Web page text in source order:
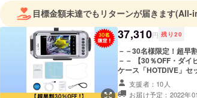
そんな思いからFATEMができました。
FATEMとは ”Fate Meet ： 運命の出会い"という想
り、1人1人の出会いを大切に、
日本の皆様が価値のある海外商品と出会うことで
楽しく、幸せな生活を送れますようにという思い
います。
どうぞよろしくお願いいたします。
目標金額未達でもリターンが届きます(All-
37,310円 残り 20
－－30名様限定！超早
－－ 【30％OFF・ダイ
ケース「HOTDIVE」セット】
ト内容 ・「HOTDIVE」
バッグ ・密封ゴム ・リ
支援者：10人
お届け予定：2022年